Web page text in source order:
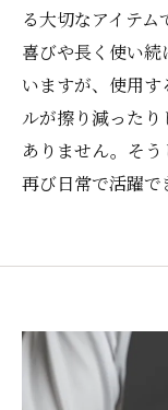
る大切なアイテ
喜びや長く使い
いますが、使用
ルが擦り減ったり
ありません。そう
再び日常で活躍で